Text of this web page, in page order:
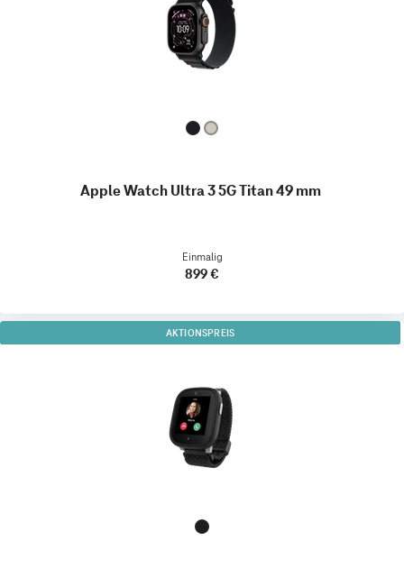
Apple Watch Ultra 3 5G Titan 49 mm
Einmalig
899 €
AKTIONSPREIS